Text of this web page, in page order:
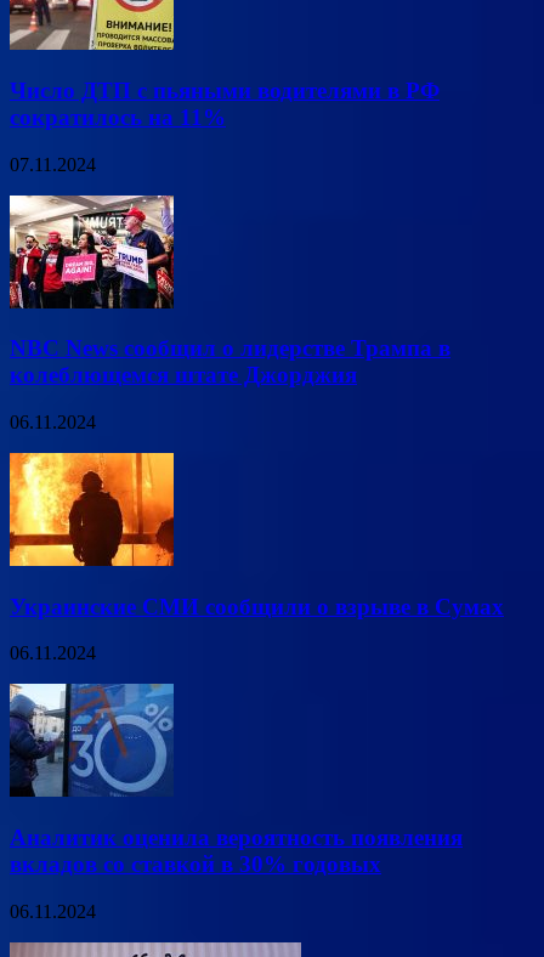
Число ДТП с пьяными водителями в РФ
сократилось на 11%
07.11.2024
NBC News сообщил о лидерстве Трампа в
колеблющемся штате Джорджия
06.11.2024
Украинские СМИ сообщили о взрыве в Сумах
06.11.2024
Аналитик оценила вероятность появления
вкладов со ставкой в 30% годовых
06.11.2024